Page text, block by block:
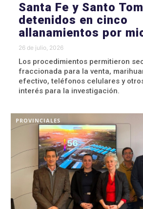
Santa Fe y Santo
detenidos en cinco
allanamientos por
26 de julio, 2026
Los procedimientos permitieron
fraccionada para la venta,
efectivo, teléfonos celulares y
interés para la investigación.
PROVINCIALES